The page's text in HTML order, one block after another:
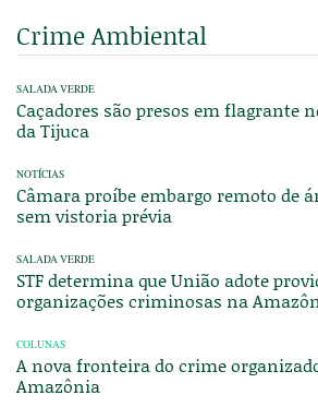
Crime Ambiental
SALADA VERDE
Caçadores são presos em flagrante
da Tijuca
NOTÍCIAS
Câmara proíbe embargo remoto de
sem vistoria prévia
SALADA VERDE
STF determina que União adote
organizações criminosas na
COLUNAS
A nova fronteira do crime
Amazônia